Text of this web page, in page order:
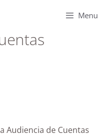
Menu
Audiencia de Cuentas